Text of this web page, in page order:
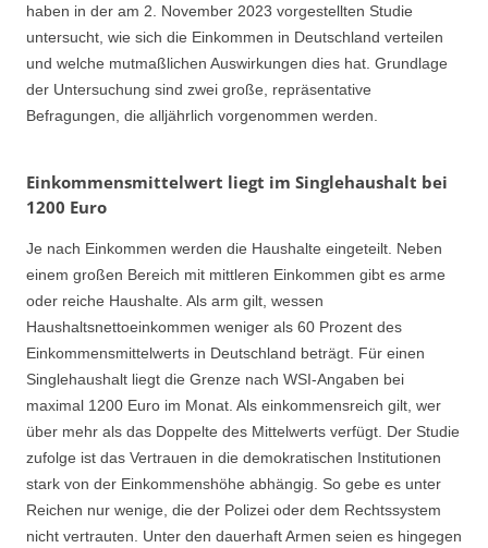
haben in der am 2. November 2023 vorgestellten Studie
untersucht, wie sich die Einkommen in Deutschland verteilen
und welche mutmaßlichen Auswirkungen dies hat. Grundlage
der Untersuchung sind zwei große, repräsentative
Befragungen, die alljährlich vorgenommen werden.
Einkommensmittelwert liegt im Singlehaushalt bei
1200 Euro
Je nach Einkommen werden die Haushalte eingeteilt. Neben
einem großen Bereich mit mittleren Einkommen gibt es arme
oder reiche Haushalte. Als arm gilt, wessen
Haushaltsnettoeinkommen weniger als 60 Prozent des
Einkommensmittelwerts in Deutschland beträgt. Für einen
Singlehaushalt liegt die Grenze nach WSI-Angaben bei
maximal 1200 Euro im Monat. Als einkommensreich gilt, wer
über mehr als das Doppelte des Mittelwerts verfügt. Der Studie
zufolge ist das Vertrauen in die demokratischen Institutionen
stark von der Einkommenshöhe abhängig. So gebe es unter
Reichen nur wenige, die der Polizei oder dem Rechtssystem
nicht vertrauten. Unter den dauerhaft Armen seien es hingegen